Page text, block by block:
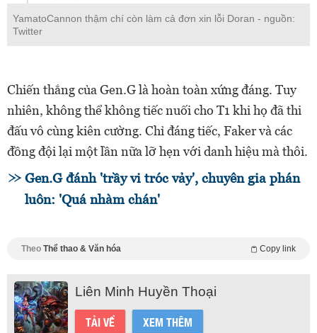
YamatoCannon thậm chí còn làm cả đơn xin lỗi Doran - nguồn:
Twitter
Chiến thắng của Gen.G là hoàn toàn xứng đáng. Tuy
nhiên, không thể không tiếc nuối cho T1 khi họ đã thi
đấu vô cùng kiên cường. Chỉ đáng tiếc, Faker và các
đồng đội lại một lần nữa lỡ hẹn với danh hiệu mà thôi.
Gen.G đánh 'trầy vi tróc vảy', chuyên gia phán
luôn: 'Quá nhàm chán'
Theo Thể thao & Văn hóa Copy link
Liên Minh Huyền Thoại
TẢI VỀ XEM THÊM